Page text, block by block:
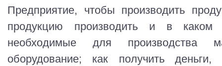
Предприятие, чтобы производить
продукцию производить и в каком
необходимые для производства
оборудование; как получить